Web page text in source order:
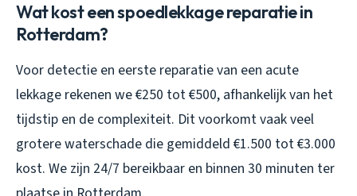
Wat kost een spoedlekkage reparatie in
Rotterdam?
Voor detectie en eerste reparatie van een acute
lekkage rekenen we €250 tot €500, afhankelijk van het
tijdstip en de complexiteit. Dit voorkomt vaak veel
grotere waterschade die gemiddeld €1.500 tot €3.000
kost. We zijn 24/7 bereikbaar en binnen 30 minuten ter